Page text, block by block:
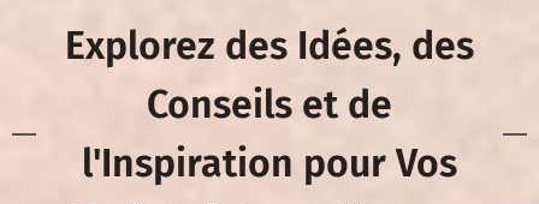
Explorez des Idées, des
Conseils et de
l'Inspiration pour Vos